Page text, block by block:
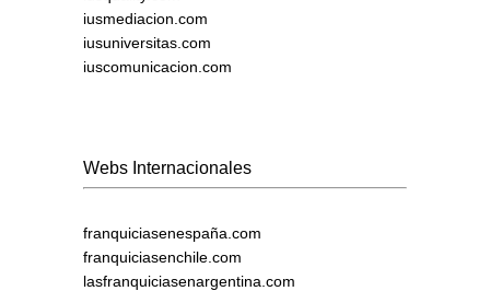
iusmediacion.com
iusuniversitas.com
iuscomunicacion.com
Webs Internacionales
franquiciasenespaña.com
franquiciasenchile.com
lasfranquiciasenargentina.com